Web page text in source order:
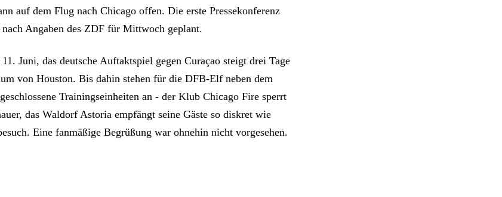
auf dem Flug nach Chicago offen. Die erste Pressekonferenz
Angaben des ZDF für Mittwoch geplant.
Juni, das deutsche Auftaktspiel gegen Curaçao steigt drei Tage
von Houston. Bis dahin stehen für die DFB-Elf neben dem
Trainingseinheiten an - der Klub Chicago Fire sperrt
das Waldorf Astoria empfängt seine Gäste so diskret wie
Eine fanmäßige Begrüßung war ohnehin nicht vorgesehen.